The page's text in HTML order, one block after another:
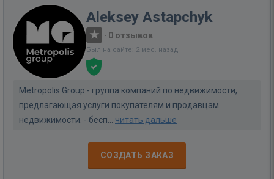
Aleksey Astapchyk
· 0 отзывов
Был на сайте: 2 мес. назад
Metropolis Group - группа компаний по недвижимости,
предлагающая услуги покупателям и продавцам
недвижимости. - бесп... читать дальше
СОЗДАТЬ ЗАКАЗ